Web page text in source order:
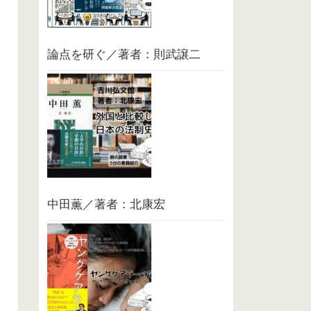
論点を研ぐ／著者：則武譲二
中田薫／著者：北康宏